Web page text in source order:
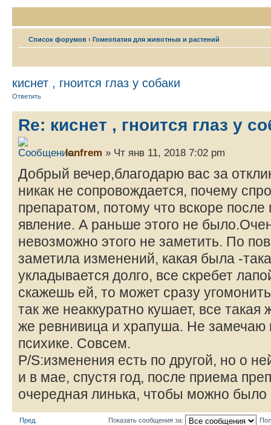
Список форумов ‹ Гомеопатия для животных и растений
киснет , гноится глаз у собаки
Ответить
Re: киснет , гноится глаз у
lanfrem » Чт янв 11, 2018 7:02 pm
Добрый вечер,благодарю вас за
никак не сопровождается, почему
препаратом, потому что вскоре
явление. А раньше этого не
невозможно этого не заметить. По
заметила изменений, какая была -
укладывается долго, все скребет
скажешь ей, то может сразу
так же неаккуратно кушает, все такая
же ревнивица и храпуша. Не замечаю
психике. Совсем.
P/S:изменения есть по другой, но о
и в мае, спустя год, после приема
очередная линька, чтобы можно было
Пред. Показать сообщения за: